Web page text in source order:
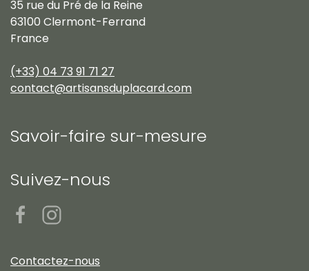
35 rue du Pré de la Reine
63100 Clermont-Ferrand
France
(+33) 04 73 91 71 27
contact@artisansduplacard.com
Savoir-faire sur-mesure
Suivez-nous
Contactez-nous